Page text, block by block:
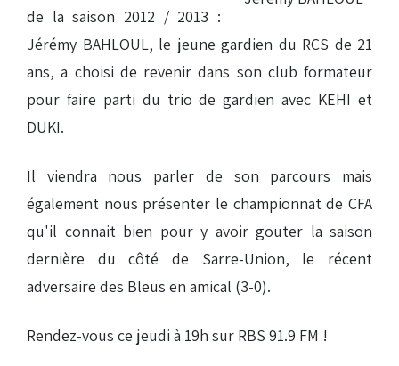
de la saison 2012 / 2013 :
Jérémy BAHLOUL, le jeune gardien du RCS de 21
ans, a choisi de revenir dans son club formateur
pour faire parti du trio de gardien avec KEHI et
DUKI.
Il viendra nous parler de son parcours mais
également nous présenter le championnat de CFA
qu'il connait bien pour y avoir gouter la saison
dernière du côté de Sarre-Union, le récent
adversaire des Bleus en amical (3-0).
Rendez-vous ce jeudi à 19h sur RBS 91.9 FM !